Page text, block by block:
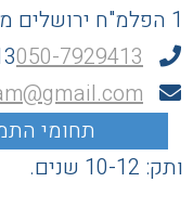
1 הפלמ"ח
ירושלים
050-7929413
ותק: 10-12 שנים.